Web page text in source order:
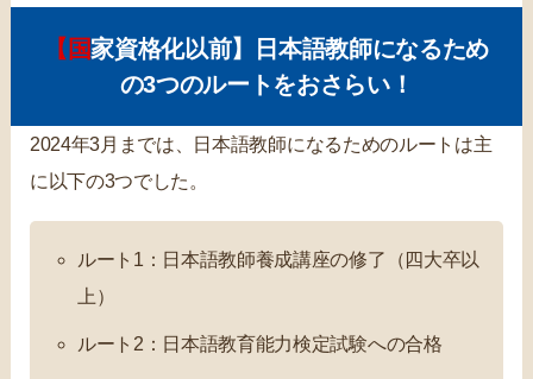
【国家資格化以前】日本語教師になるため
の3つのルートをおさらい！
2024年3月までは、日本語教師になるためのルートは主
に以下の3つでした。
ルート1：日本語教師養成講座の修了（四大卒以
上）
ルート2：日本語教育能力検定試験への合格